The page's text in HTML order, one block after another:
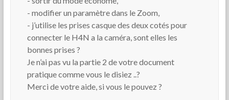
- modifier un paramètre dans le Zoom,
- j’utilise les prises casque des deux cotés pour
connecter le H4N a la caméra, sont elles les
bonnes prises ?
Je n’ai pas vu la partie 2 de votre document
pratique comme vous le disiez ..?
Merci de votre aide, si vous le pouvez ?